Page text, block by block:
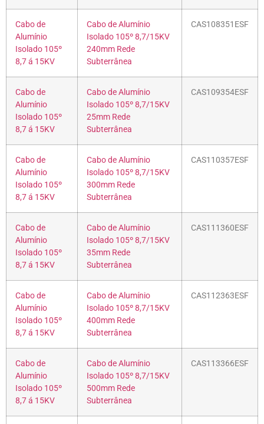
Cabo de
Alumínio
Isolado 105º
8,7 á 15KV
Cabo de Alumínio
Isolado 105º 8,7/15KV
240mm Rede
Subterrânea
CAS108351ESF
Cabo de
Alumínio
Isolado 105º
8,7 á 15KV
Cabo de Alumínio
Isolado 105º 8,7/15KV
25mm Rede
Subterrânea
CAS109354ESF
Cabo de
Alumínio
Isolado 105º
8,7 á 15KV
Cabo de Alumínio
Isolado 105º 8,7/15KV
300mm Rede
Subterrânea
CAS110357ESF
Cabo de
Alumínio
Isolado 105º
8,7 á 15KV
Cabo de Alumínio
Isolado 105º 8,7/15KV
35mm Rede
Subterrânea
CAS111360ESF
Cabo de
Alumínio
Isolado 105º
8,7 á 15KV
Cabo de Alumínio
Isolado 105º 8,7/15KV
400mm Rede
Subterrânea
CAS112363ESF
Cabo de
Alumínio
Isolado 105º
8,7 á 15KV
Cabo de Alumínio
Isolado 105º 8,7/15KV
500mm Rede
Subterrânea
CAS113366ESF